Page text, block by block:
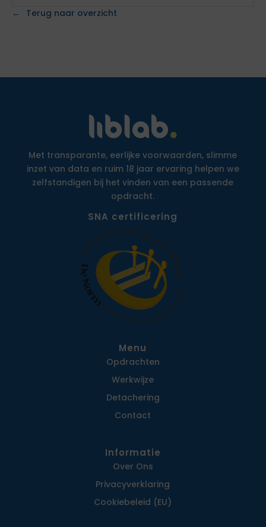
Terug naar overzicht
Met transparante, eerlijke voorwaarden, slimme
inzet van data en ruim 18 jaar ervaring helpen we
zelfstandigen bij het vinden van een passende
opdracht.
SNA certificering
Menu
Opdrachten
Werkwijze
Detachering
Contact
Informatie
Over Ons
Privacy­verklaring
Cookiebeleid (EU)